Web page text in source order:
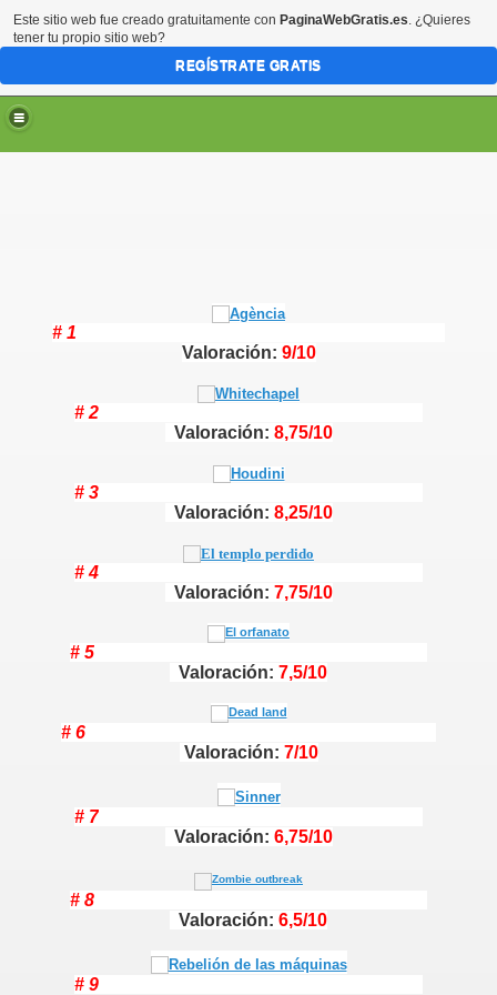
# 1
Valoración: 9/10
# 2
Valoración: 8,75/10
# 3
Valoración: 8,25/10
# 4
Valoración: 7,75/10
# 5
Valoración: 7,5/10
# 6
Valoración: 7/10
# 7
Valoración: 6,75/10
# 8
Valoración: 6,5/10
# 9
Este sitio web fue creado gratuitamente con PaginaWebGratis.es. ¿Quieres
tener tu propio sitio web?
REGÍSTRATE GRATIS